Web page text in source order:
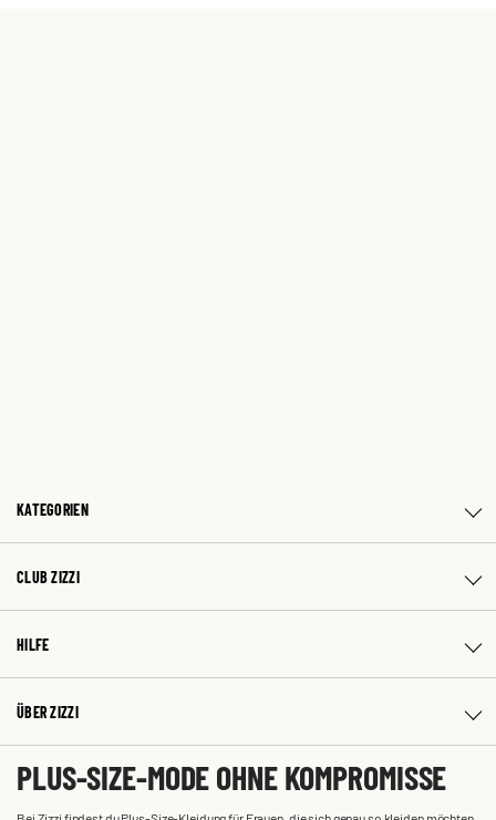
KATEGORIEN
CLUB ZIZZI
HILFE
ÜBER ZIZZI
PLUS-SIZE-MODE OHNE KOMPROMISSE